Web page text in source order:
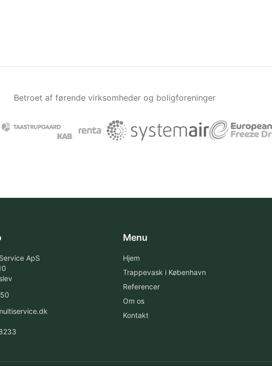
Betroet af førende virksomheder og boligforeninger
ApS
Menu
Hjem
Trappevask i København
Referencer
Om os
Kontakt